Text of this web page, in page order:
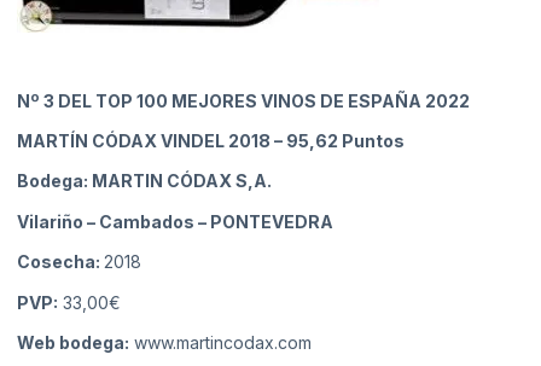
Nº 3 DEL TOP 100 MEJORES VINOS DE ESPAÑA 2022
MARTÍN CÓDAX VINDEL 2018 – 95,62 Puntos
Bodega: MARTIN CÓDAX S,A.
Vilariño – Cambados – PONTEVEDRA
Cosecha: 2018
PVP: 33,00€
Web bodega: www.martincodax.com